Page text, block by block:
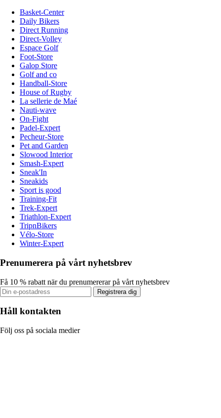
Basket-Center
Daily Bikers
Direct Running
Direct-Volley
Espace Golf
Foot-Store
Galop Store
Golf and co
Handball-Store
House of Rugby
La sellerie de Maé
Nauti-wave
On-Fight
Padel-Expert
Pecheur-Store
Pet and Garden
Slowood Interior
Smash-Expert
Sneak'In
Sneakids
Sport is good
Training-Fit
Trek-Expert
Triathlon-Expert
TripnBikers
Vélo-Store
Winter-Expert
Prenumerera på vårt nyhetsbrev
Få 10 % rabatt när du prenumererar på vårt nyhetsbrev
Registrera dig
Håll kontakten
Följ oss på sociala medier